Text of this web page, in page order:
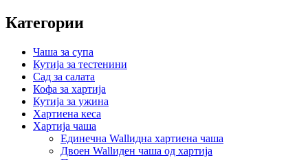
Категории
Чаша за супа
Кутија за тестенини
Сад за салата
Кофа за хартија
Кутија за ужина
Хартиена кеса
Хартија чаша
Единечна Wallидна хартиена чаша
Двоен Wallиден чаша од хартија